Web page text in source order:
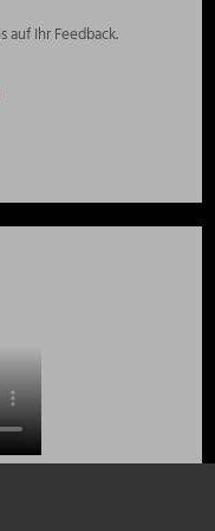
auf Ihr Feedback.